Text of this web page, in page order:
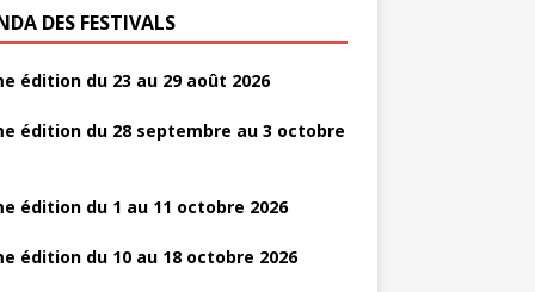
DES FESTIVALS
édition du 23 au 29 août 2026
édition du 28 septembre au 3 octobre
édition du 1 au 11 octobre 2026
édition du 10 au 18 octobre 2026